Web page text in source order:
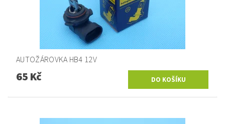
AUTOŽÁROVKA HB4 12V
65 Kč